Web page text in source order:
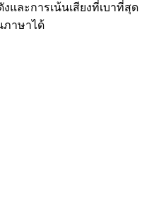
ละการเน้นเสียงที่เบาที่สุด
ภาษาได้